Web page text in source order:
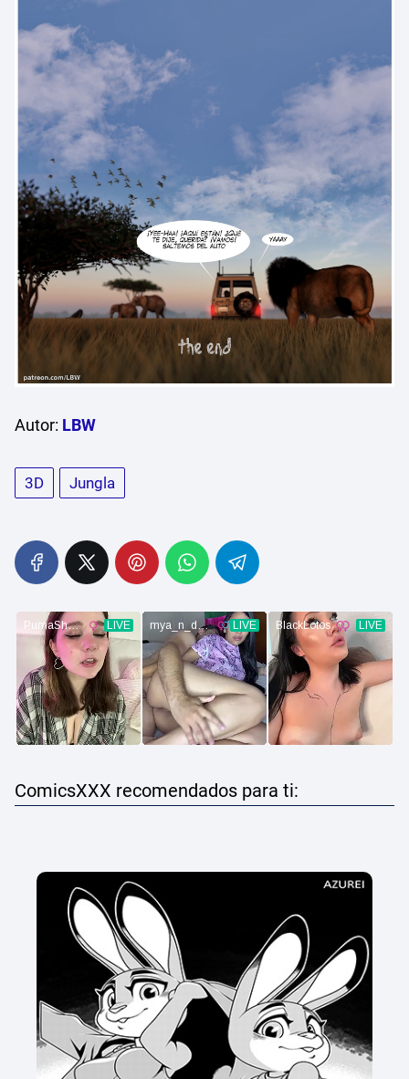
Autor: LBW
3D Jungla
ComicsXXX recomendados para ti: